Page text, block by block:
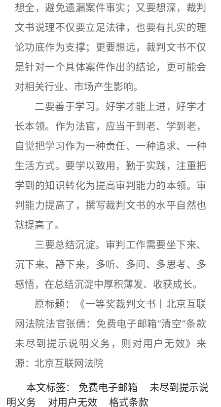
想全，避免遗漏案件事实；又要想深，裁判
文书说理不仅要立足法律，也要有扎实的理
论功底作为支撑；更要想远，裁判文书不仅
是针对一个具体案件作出的结论，更可能会
对相关行业、市场产生影响。
二要善于学习。好学才能上进，好学才
长本领。作为法官，应当干到老、学到老，
自觉把学习作为一种责任、一种追求、一种
生活方式。要学以致用，勤于实践，注重把
学到的知识转化为提高审判能力的本领。审
判能力提高了，撰写裁判文书的水平自然也
就提高了。
三要总结沉淀。审判工作需要坐下来、
沉下来、静下来，多听、多问、多思考、多
感悟，在总结沉淀中厚积薄发、收获成长。
原标题：《一等奖裁判文书丨北京互联
网法院法官张倩：免费电子邮箱“清空”条款
未尽到提示说明义务，则对用户无效》来
源：北京互联网法院
本文标签： 免费电子邮箱
未尽到提示说
明义务
对用户无效 格式条款